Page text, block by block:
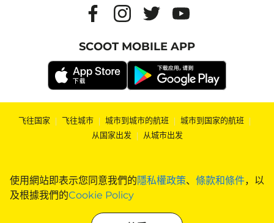
使用網站即表示您同意我們的隱私權政策、 條款和條件，以
及根據我們的Cookie Policy
SCOOT MOBILE APP
飞往国家 | 飞往城市 | 城市到城市的航班 | 城市到国家的航班 |
从国家出发 | 从城市出发